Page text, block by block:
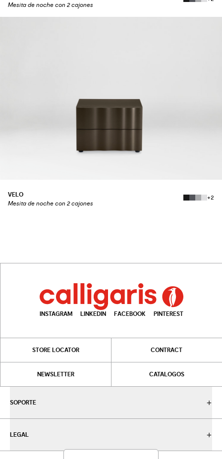
Mesita de noche con 2 cajones
VELO
Mesita de noche con 2 cajones
+2
INSTAGRAM LINKEDIN FACEBOOK PINTEREST
STORE LOCATOR CONTRACT
NEWSLETTER CATALOGOS
SOPORTE
LEGAL